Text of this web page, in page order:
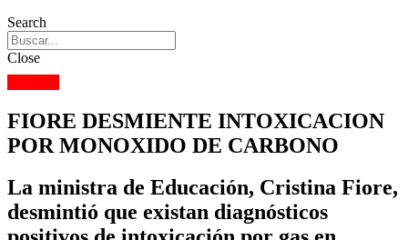
Search
Close
FIORE DESMIENTE INTOXICACION
POR MONOXIDO DE CARBONO
La ministra de Educación, Cristina Fiore,
desmintió que existan diagnósticos